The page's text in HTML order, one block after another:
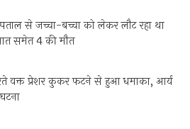
से जच्चा-बच्चा को लेकर लौट रहा था
समेत 4 की मौत
वक्त प्रेशर कुकर फटने से हुआ धमाका, आर्य